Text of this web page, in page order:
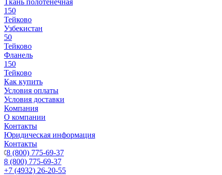
Ткань полотенечная
150
Тейково
Узбекистан
50
Тейково
Фланель
150
Тейково
Как купить
Условия оплаты
Условия доставки
Компания
О компании
Контакты
Юридическая информация
Контакты
8 (800) 775-69-37
8 (800) 775-69-37
+7 (4932) 26-20-55